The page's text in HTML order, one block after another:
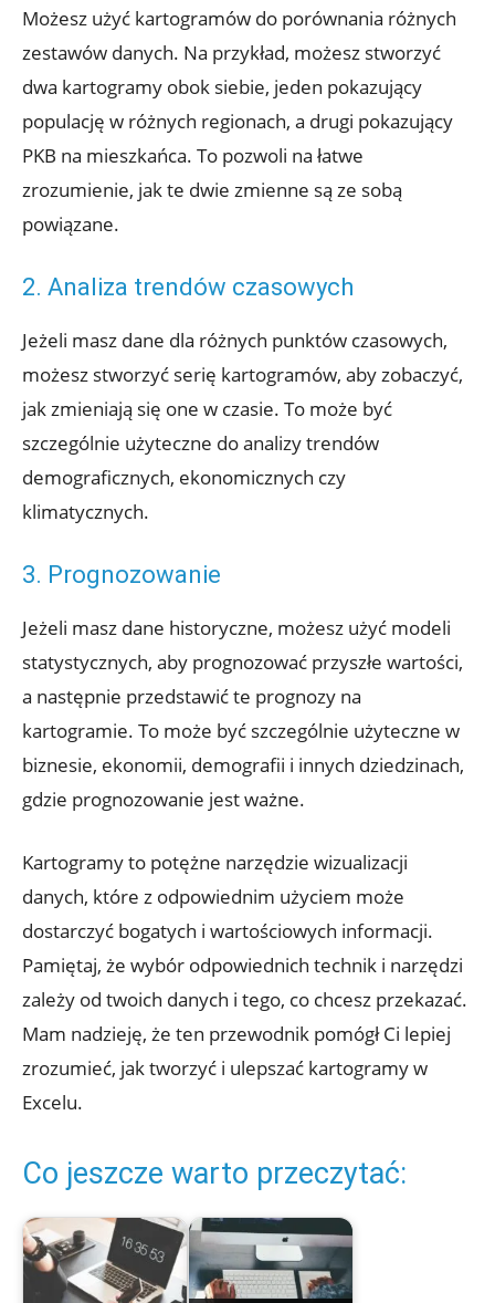
Możesz użyć kartogramów do porównania różnych
zestawów danych. Na przykład, możesz stworzyć
dwa kartogramy obok siebie, jeden pokazujący
populację w różnych regionach, a drugi pokazujący
PKB na mieszkańca. To pozwoli na łatwe
zrozumienie, jak te dwie zmienne są ze sobą
powiązane.
2. Analiza trendów czasowych
Jeżeli masz dane dla różnych punktów czasowych,
możesz stworzyć serię kartogramów, aby zobaczyć,
jak zmieniają się one w czasie. To może być
szczególnie użyteczne do analizy trendów
demograficznych, ekonomicznych czy
klimatycznych.
3. Prognozowanie
Jeżeli masz dane historyczne, możesz użyć modeli
statystycznych, aby prognozować przyszłe wartości,
a następnie przedstawić te prognozy na
kartogramie. To może być szczególnie użyteczne w
biznesie, ekonomii, demografii i innych dziedzinach,
gdzie prognozowanie jest ważne.
Kartogramy to potężne narzędzie wizualizacji
danych, które z odpowiednim użyciem może
dostarczyć bogatych i wartościowych informacji.
Pamiętaj, że wybór odpowiednich technik i narzędzi
zależy od twoich danych i tego, co chcesz przekazać.
Mam nadzieję, że ten przewodnik pomógł Ci lepiej
zrozumieć, jak tworzyć i ulepszać kartogramy w
Excelu.
Co jeszcze warto przeczytać: